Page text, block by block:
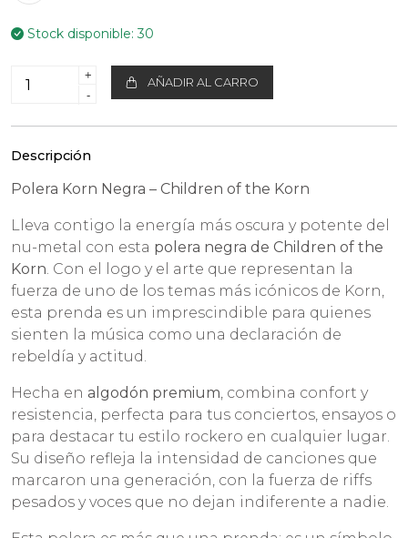
Stock disponible:30
+
-
AÑADIR AL CARRO
Descripción
Polera Korn Negra – Children of the Korn
Lleva contigo la energía más oscura y potente del
nu-metal con esta polera negra de Children of the
Korn. Con el logo y el arte que representan la
fuerza de uno de los temas más icónicos de Korn,
esta prenda es un imprescindible para quienes
sienten la música como una declaración de
rebeldía y actitud.
Hecha en algodón premium, combina confort y
resistencia, perfecta para tus conciertos, ensayos o
para destacar tu estilo rockero en cualquier lugar.
Su diseño refleja la intensidad de canciones que
marcaron una generación, con la fuerza de riffs
pesados y voces que no dejan indiferente a nadie.